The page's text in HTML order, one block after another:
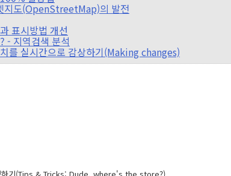
지도(OpenStreetMap)의 발전
표시방법 개선
- 지역검색 분석
를 실시간으로 감상하기(Making changes)